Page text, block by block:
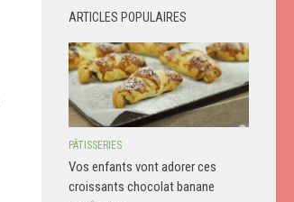
ARTICLES POPULAIRES
PÂTISSERIES
Vos enfants vont adorer ces
croissants chocolat banane